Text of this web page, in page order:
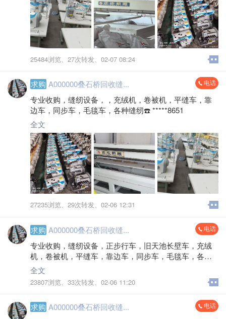
25484浏览、 27次转发、 02-07 08:24
求购 A000000叠石桥回收缝... 电话
专业收购，缝纫设备，，充绒机，卷被机，平缝车，靠
边车，同步车，毛毯车，各种缝纫☎️ *****8651
全文
27235浏览、 29次转发、 02-06 12:31
求购 A000000叠石桥回收缝... 电话
专业收购，缝纫设备，正步行车，旧天池长壁车，充绒
机，卷被机，平缝车，靠边车，同步车，毛毯车，各种
缝纫设备，另外收购，工厂淘汰大型旧设，缝纫设备，
正步行车，旧天池长壁车，充绒机，卷被机，平缝车，
靠边车，同步车，毛毯车，各种缝，，☎️ *****8651
全文
23807浏览、 33次转发、 02-06 11:20
求购 A000000叠石桥回收缝... 电话